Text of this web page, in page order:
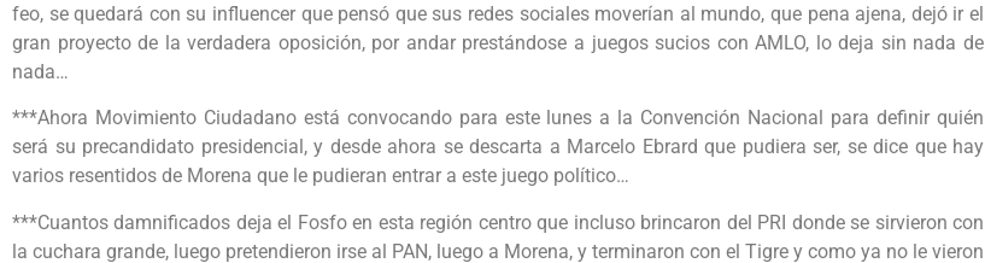
feo, se quedará con su influencer que pensó que sus redes sociales moverían al mundo, que pena ajena, dejó ir el
gran proyecto de la verdadera oposición, por andar prestándose a juegos sucios con AMLO, lo deja sin nada de
nada…
***Ahora Movimiento Ciudadano está convocando para este lunes a la Convención Nacional para definir quién
será su precandidato presidencial, y desde ahora se descarta a Marcelo Ebrard que pudiera ser, se dice que hay
varios resentidos de Morena que le pudieran entrar a este juego político…
***Cuantos damnificados deja el Fosfo en esta región centro que incluso brincaron del PRI donde se sirvieron con
la cuchara grande, luego pretendieron irse al PAN, luego a Morena, y terminaron con el Tigre y como ya no le vieron